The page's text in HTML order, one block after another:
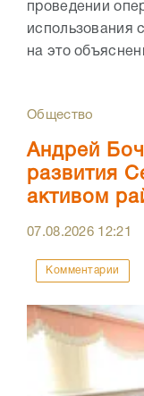
проведении
использования
на это
Общество
Андрей
развития
активом
07.08.2026 12:21
Комментарии